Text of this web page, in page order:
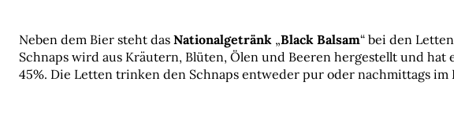
Neben dem Bier steht das Nationalgetränk „Black Balsam“ bei den
Schnaps wird aus Kräutern, Blüten, Ölen und Beeren hergestellt und hat
45%. Die Letten trinken den Schnaps entweder pur oder nachmittags im